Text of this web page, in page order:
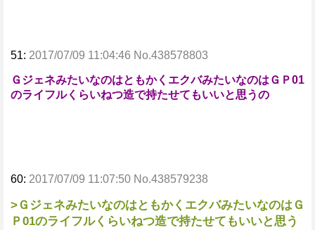
51: 2017/07/09 11:04:46 No.438578803
ＧジェネみたいなのはともかくエクバみたいなのはＧＰ01
のライフルくらいねつ造で持たせてもいいと思うの
60: 2017/07/09 11:07:50 No.438579238
>ＧジェネみたいなのはともかくエクバみたいなのはＧ
Ｐ01のライフルくらいねつ造で持たせてもいいと思う